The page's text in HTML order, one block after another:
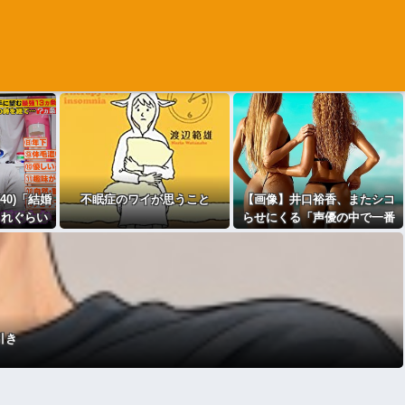
「結婚
ぐらい
不眠症のワイが思うこと
【画像】井口裕香、またシコ
らせにくる「声優の中で一番
お尻が仕上がってる♡」
き